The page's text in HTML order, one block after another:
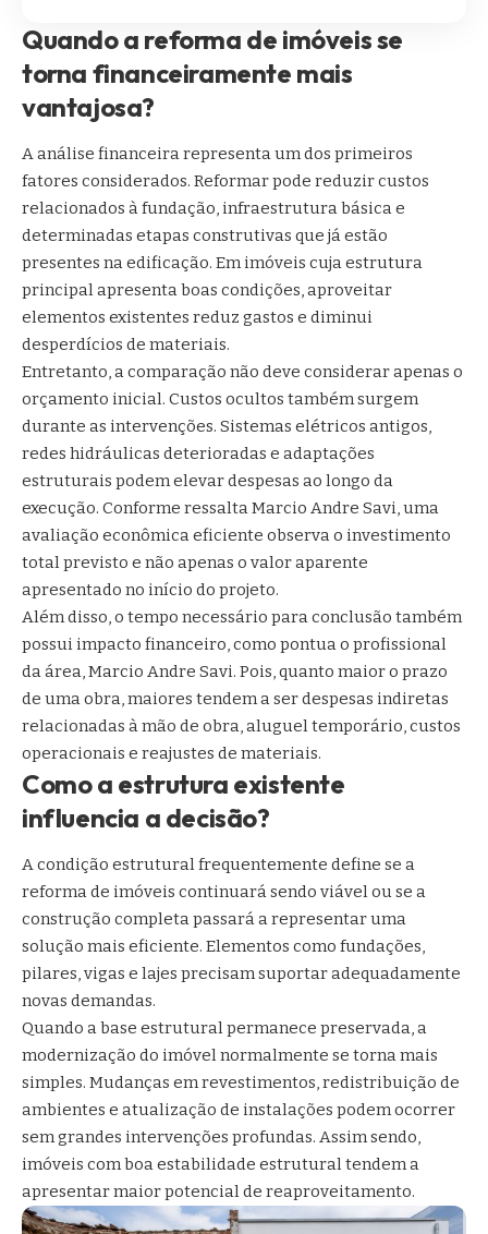
Quando a reforma de imóveis se
torna financeiramente mais
vantajosa?
A análise financeira representa um dos primeiros
fatores considerados. Reformar pode reduzir custos
relacionados à fundação, infraestrutura básica e
determinadas etapas construtivas que já estão
presentes na edificação. Em imóveis cuja estrutura
principal apresenta boas condições, aproveitar
elementos existentes reduz gastos e diminui
desperdícios de materiais.
Entretanto, a comparação não deve considerar apenas o
orçamento inicial. Custos ocultos também surgem
durante as intervenções. Sistemas elétricos antigos,
redes hidráulicas deterioradas e adaptações
estruturais podem elevar despesas ao longo da
execução. Conforme ressalta Marcio Andre Savi, uma
avaliação econômica eficiente observa o investimento
total previsto e não apenas o valor aparente
apresentado no início do projeto.
Além disso, o tempo necessário para conclusão também
possui impacto financeiro, como pontua o profissional
da área, Marcio Andre Savi. Pois, quanto maior o prazo
de uma obra, maiores tendem a ser despesas indiretas
relacionadas à mão de obra, aluguel temporário, custos
operacionais e reajustes de materiais.
Como a estrutura existente
influencia a decisão?
A condição estrutural frequentemente define se a
reforma de imóveis continuará sendo viável ou se a
construção completa passará a representar uma
solução mais eficiente. Elementos como fundações,
pilares, vigas e lajes precisam suportar adequadamente
novas demandas.
Quando a base estrutural permanece preservada, a
modernização do imóvel normalmente se torna mais
simples. Mudanças em revestimentos, redistribuição de
ambientes e atualização de instalações podem ocorrer
sem grandes intervenções profundas. Assim sendo,
imóveis com boa estabilidade estrutural tendem a
apresentar maior potencial de reaproveitamento.